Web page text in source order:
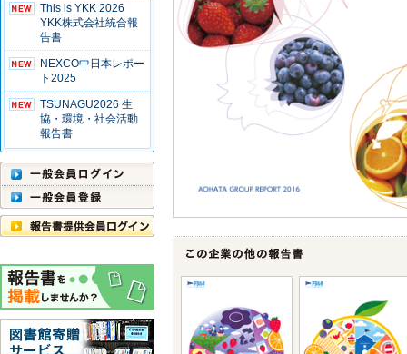
This is YKK 2026
YKK株式会社統合報
告書
NEXCO中日本レポー
ト2025
TSUNAGU2026 生
協・環境・社会活動
報告書